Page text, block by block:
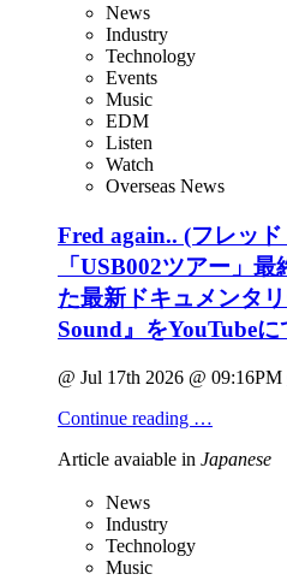
News
Industry
Technology
Events
Music
EDM
Listen
Watch
Overseas News
Fred again.. (フレッ
「USB002ツアー」
た最新ドキュメンタ
Sound』をYouTubeに
@ Jul 17th 2026 @ 09:16PM
Continue reading …
Article avaiable in Japanese
News
Industry
Technology
Music